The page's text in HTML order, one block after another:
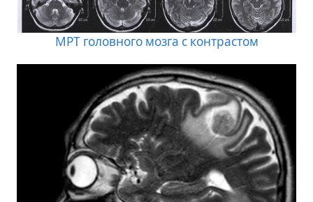
МРТ головного мозга с контрастом